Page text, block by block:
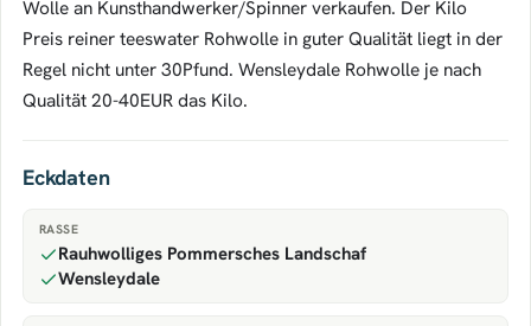
Wolle an Kunsthandwerker/Spinner verkaufen. Der Kilo
Preis reiner teeswater Rohwolle in guter Qualität liegt in der
Regel nicht unter 30Pfund. Wensleydale Rohwolle je nach
Qualität 20-40EUR das Kilo.
Eckdaten
RASSE
Rauhwolliges Pommersches Landschaf
Wensleydale